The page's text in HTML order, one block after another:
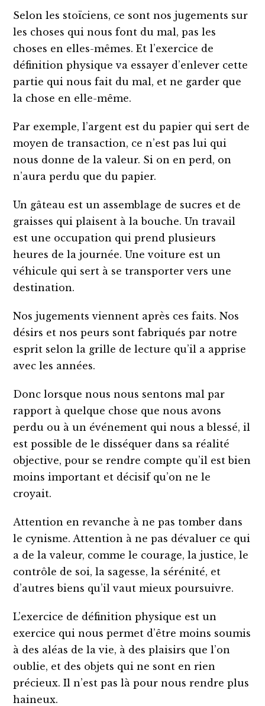
Selon les stoïciens, ce sont nos jugements sur
les choses qui nous font du mal, pas les
choses en elles-mêmes. Et l’exercice de
définition physique va essayer d’enlever cette
partie qui nous fait du mal, et ne garder que
la chose en elle-même.
Par exemple, l’argent est du papier qui sert de
moyen de transaction, ce n’est pas lui qui
nous donne de la valeur. Si on en perd, on
n’aura perdu que du papier.
Un gâteau est un assemblage de sucres et de
graisses qui plaisent à la bouche. Un travail
est une occupation qui prend plusieurs
heures de la journée. Une voiture est un
véhicule qui sert à se transporter vers une
destination.
Nos jugements viennent après ces faits. Nos
désirs et nos peurs sont fabriqués par notre
esprit selon la grille de lecture qu’il a apprise
avec les années.
Donc lorsque nous nous sentons mal par
rapport à quelque chose que nous avons
perdu ou à un événement qui nous a blessé, il
est possible de le disséquer dans sa réalité
objective, pour se rendre compte qu’il est bien
moins important et décisif qu’on ne le
croyait.
Attention en revanche à ne pas tomber dans
le cynisme. Attention à ne pas dévaluer ce qui
a de la valeur, comme le courage, la justice, le
contrôle de soi, la sagesse, la sérénité, et
d’autres biens qu’il vaut mieux poursuivre.
L’exercice de définition physique est un
exercice qui nous permet d’être moins soumis
à des aléas de la vie, à des plaisirs que l’on
oublie, et des objets qui ne sont en rien
précieux. Il n’est pas là pour nous rendre plus
haineux.